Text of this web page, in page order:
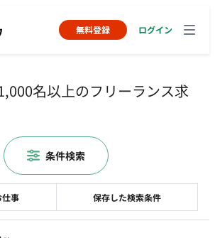
無料登録 ログイン
名以上のフリーランス求
仕事 保存した検索条件
条件検索